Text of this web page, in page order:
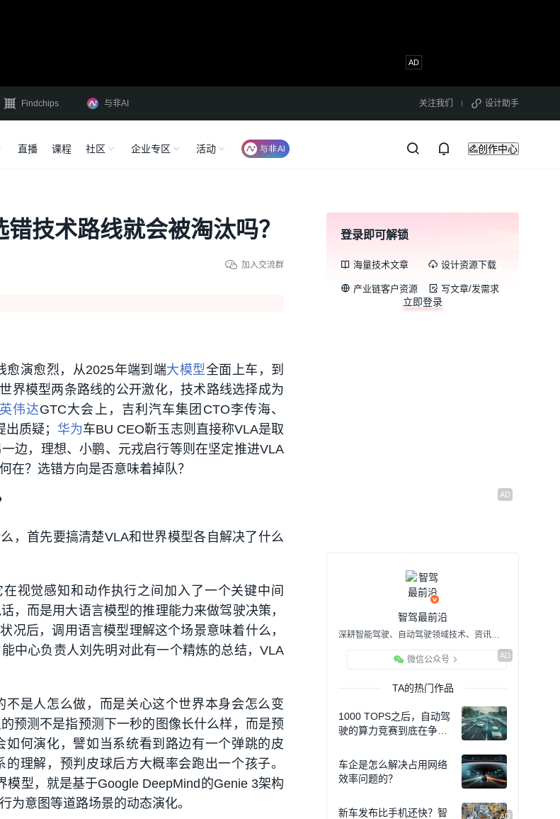
Findchips 与非AI 关注我们 设计助手
直播 课程 社区 企业专区 活动 创作中心
技术路线就会被淘汰吗？
加入交流群
愈演愈烈，从2025年端到端大模型全面上车，到
界模型两条路线的公开激化，技术路线选择成为
英伟达GTC大会上，吉利汽车集团CTO李传海、
质疑； 华为车BU CEO靳玉志则直接称VLA是取
边，理想、小鹏、元戎启行等则在坚定推进VLA
在？选错方向是否意味着掉队？
，首先要搞清楚VLA和世界模型各自解决了什么
视觉感知和动作执行之间加入了一个关键中间
，而是用大语言模型的推理能力来做驾驶决策，
况后，调用语言模型理解这个场景意味着什么，
中心负责人刘先明对此有一个精炼的总结，VLA
是人怎么做，而是关心这个世界本身会怎么变
预测不是指预测下一秒的图像长什么样，而是预
何演化，譬如当系统看到路边有一个弹跳的皮
理解，预判皮球后方大概率会跑出一个孩子。
模型，就是基于Google DeepMind的Genie 3架构
为意图等道路场景的动态演化。
登录即可解锁
海量技术文章 设计资源下载
产业链客户资源 写文章/发需求
立即登录
智驾最前沿
深耕智能驾驶、自动驾驶领域技术、资讯等信息，解读行业现状、紧盯行业发展、挖掘行业前沿，致力于助力无人驾驶落地与普及！
微信公众号
TA的热门作品
1000 TOPS之后，自动驾
驶的算力竞赛到底在争什
车企是怎么解决占用网络
效率问题的？
新车发布比手机还快？智